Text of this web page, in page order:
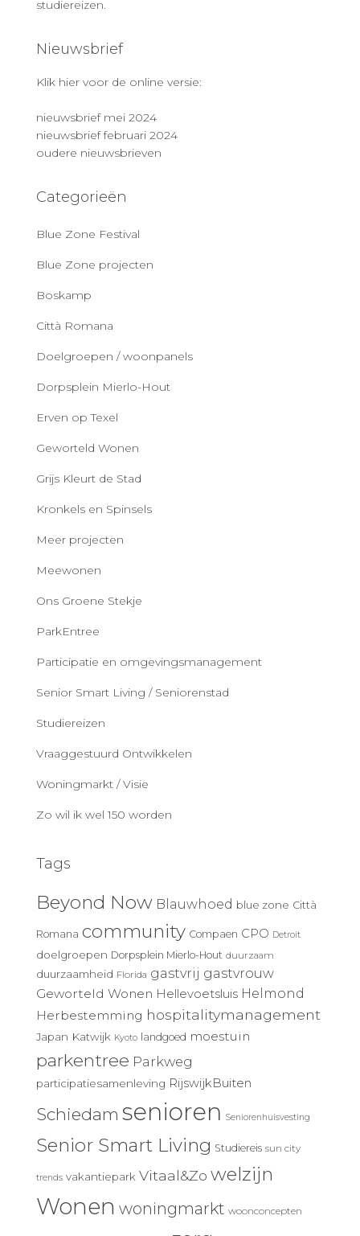
studiereizen.
Nieuwsbrief
Klik hier voor de online versie:
nieuwsbrief mei 2024
nieuwsbrief februari 2024
oudere nieuwsbrieven
Categorieën
Blue Zone Festival
Blue Zone projecten
Boskamp
Città Romana
Doelgroepen / woonpanels
Dorpsplein Mierlo-Hout
Erven op Texel
Geworteld Wonen
Grijs Kleurt de Stad
Kronkels en Spinsels
Meer projecten
Meewonen
Ons Groene Stekje
ParkEntree
Participatie en omgevingsmanagement
Senior Smart Living / Seniorenstad
Studiereizen
Vraaggestuurd Ontwikkelen
Woningmarkt / Visie
Zo wil ik wel 150 worden
Tags
Beyond Now Blauwhoed blue zone Città
Romana community Compaen CPO Detroit
doelgroepen Dorpsplein Mierlo-Hout duurzaam
duurzaamheid Florida gastvrij gastvrouw
Geworteld Wonen Hellevoetsluis Helmond
Herbestemming hospitalitymanagement
Japan Katwijk Kyoto landgoed moestuin
parkentree Parkweg
participatiesamenleving RijswijkBuiten
Schiedam senioren Seniorenhuisvesting
Senior Smart Living Studiereis sun city
trends vakantiepark Vitaal&Zo welzijn
Wonen woningmarkt woonconcepten